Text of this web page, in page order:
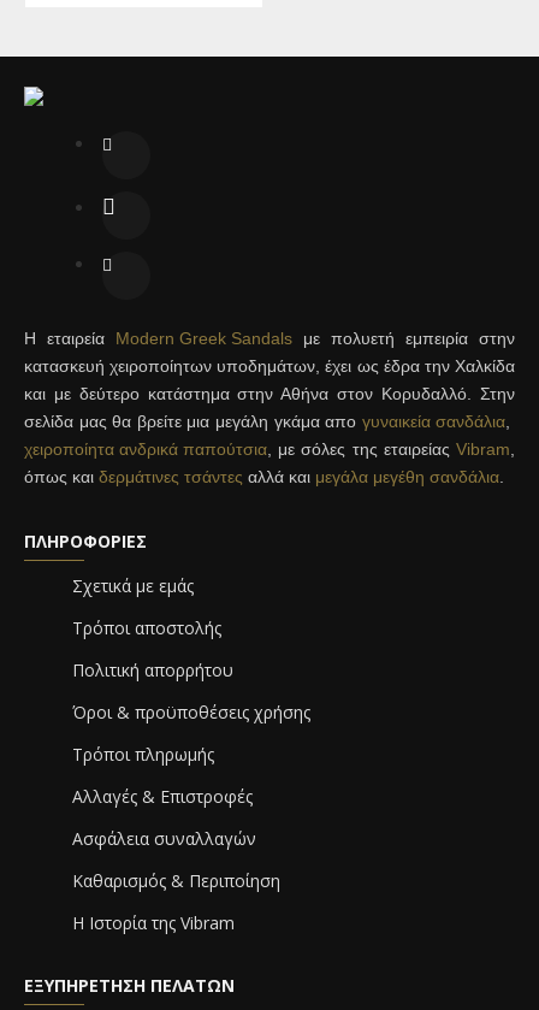
Η εταιρεία Modern Greek Sandals με πολυετή εμπειρία στην
κατασκευή χειροποίητων υποδημάτων, έχει ως έδρα την Χαλκίδα
και με δεύτερο κατάστημα στην Αθήνα στον Κορυδαλλό. Στην
σελίδα μας θα βρείτε μια μεγάλη γκάμα απο γυναικεία σανδάλια,
χειροποίητα ανδρικά παπούτσια , με σόλες της εταιρείας Vibram
όπως και δερμάτινες τσάντες αλλά και μεγάλα μεγέθη σανδάλια
ΠΛΗΡΟΦΟΡΊΕΣ
Σχετικά με εμάς
Τρόποι αποστολής
Πολιτική απορρήτου
Όροι & προϋποθέσεις χρήσης
Τρόποι πληρωμής
Αλλαγές & Επιστροφές
Ασφάλεια συναλλαγών
Καθαρισμός & Περιποίηση
Η Ιστορία της Vibram
ΕΞΥΠΗΡΈΤΗΣΗ ΠΕΛΑΤΏΝ